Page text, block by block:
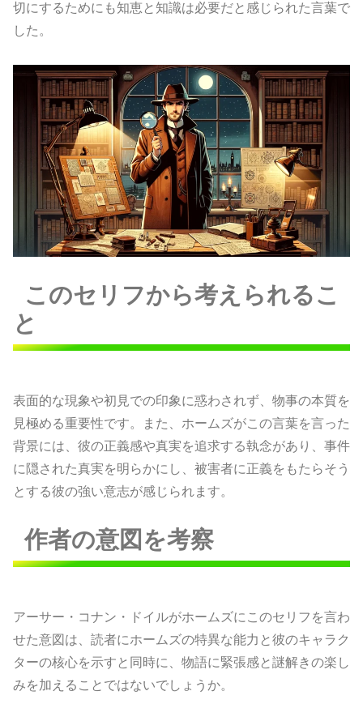
切にするためにも知恵と知識は必要だと感じられた言葉で
した。
このセリフから考えられるこ
と
表面的な現象や初見での印象に惑わされず、物事の本質を
見極める重要性です。また、ホームズがこの言葉を言った
背景には、彼の正義感や真実を追求する執念があり、事件
に隠された真実を明らかにし、被害者に正義をもたらそう
とする彼の強い意志が感じられます。
作者の意図を考察
アーサー・コナン・ドイルがホームズにこのセリフを言わ
せた意図は、読者にホームズの特異な能力と彼のキャラク
ターの核心を示すと同時に、物語に緊張感と謎解きの楽し
みを加えることではないでしょうか。